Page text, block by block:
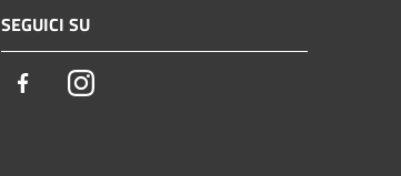
SEGUICI SU
FacebookInstagram